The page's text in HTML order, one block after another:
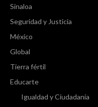
Sinaloa
Seguridad y Justicia
México
Global
Tierra fértil
Educarte
Igualdad y Ciudadanía